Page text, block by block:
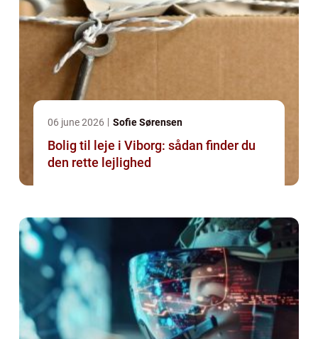
06 june 2026 Sofie Sørensen
Bolig til leje i Viborg: sådan finder du
den rette lejlighed